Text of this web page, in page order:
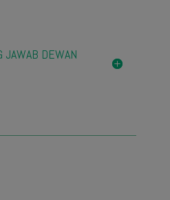
JAWAB DEWAN